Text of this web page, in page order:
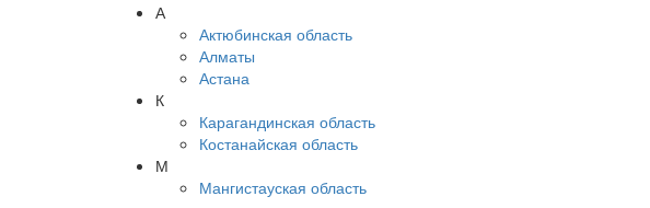
А
Актюбинская область
Алматы
Астана
К
Карагандинская область
Костанайская область
М
Мангистауская область